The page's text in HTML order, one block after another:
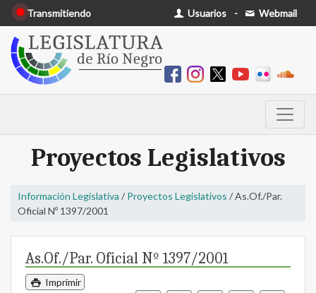
Transmitiendo Usuarios - Webmail
Proyectos Legislativos
Información Legislativa / Proyectos Legislativos / As.Of./Par.
Oficial Nº 1397/2001
As.Of./Par. Oficial Nº 1397/2001
Imprimir